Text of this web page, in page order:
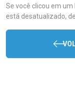
Se você clicou em
está desatualizado,